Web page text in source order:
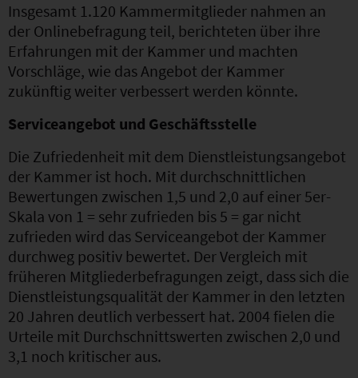
Insgesamt 1.120 Kammermitglieder nahmen an
der Onlinebefragung teil, berichteten über ihre
Erfahrungen mit der Kammer und machten
Vorschläge, wie das Angebot der Kammer
zukünftig weiter verbessert werden könnte.
Serviceangebot und Geschäftsstelle
Die Zufriedenheit mit dem Dienstleistungsangebot
der Kammer ist hoch. Mit durchschnittlichen
Bewertungen zwischen 1,5 und 2,0 auf einer 5er-
Skala von 1 = sehr zufrieden bis 5 = gar nicht
zufrieden wird das Serviceangebot der Kammer
durchweg positiv bewertet. Der Vergleich mit
früheren Mitgliederbefragungen zeigt, dass sich die
Dienstleistungsqualität der Kammer in den letzten
20 Jahren deutlich verbessert hat. 2004 fielen die
Urteile mit Durchschnittswerten zwischen 2,0 und
3,1 noch kritischer aus.